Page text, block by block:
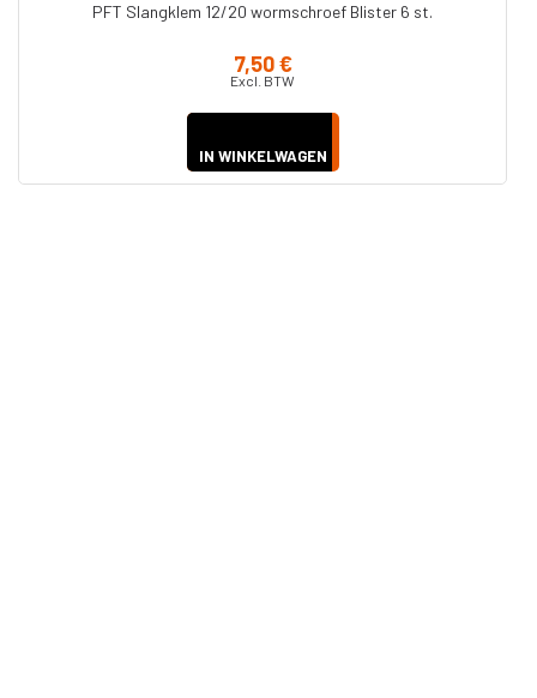
PFT Slangklem 12/20 wormschroef Blister 6 st.
7,50 €
Excl. BTW
IN WINKELWAGEN